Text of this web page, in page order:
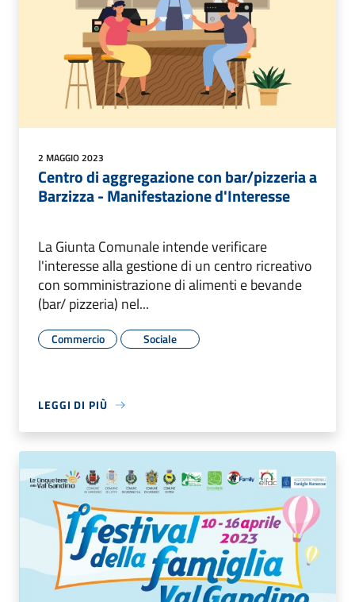
2 MAGGIO 2023
Centro di aggregazione con bar/pizzeria a
Barzizza - Manifestazione d'Interesse
La Giunta Comunale intende verificare
l'interesse alla gestione di un centro ricreativo
con somministrazione di alimenti e bevande
(bar/ pizzeria) nel...
Commercio Sociale
LEGGI DI PIÙ